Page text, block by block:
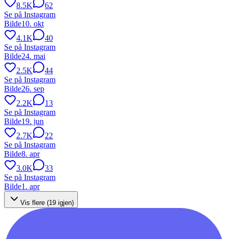
8.5K
62
Se på Instagram
Bilde10. okt
4.1K
40
Se på Instagram
Bilde24. mai
2.5K
44
Se på Instagram
Bilde26. sep
2.2K
13
Se på Instagram
Bilde19. jun
2.7K
22
Se på Instagram
Bilde8. apr
3.0K
33
Se på Instagram
Bilde1. apr
Vis flere (19 igjen)